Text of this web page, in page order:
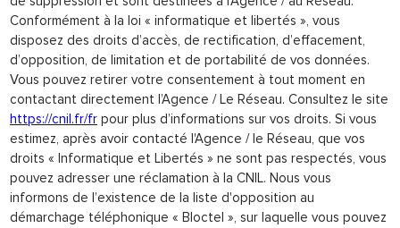
Conformément à la loi « informatique et libertés », vous
disposez des droits d’accès, de rectification, d’effacement,
d’opposition, de limitation et de portabilité de vos données.
Vous pouvez retirer votre consentement à tout moment en
contactant directement l’Agence / Le Réseau. Consultez le site
https://cnil.fr/fr pour plus d’informations sur vos droits. Si vous
estimez, après avoir contacté l'Agence / le Réseau, que vos
droits « Informatique et Libertés » ne sont pas respectés, vous
pouvez adresser une réclamation à la CNIL. Nous vous
informons de l’existence de la liste d'opposition au
démarchage téléphonique « Bloctel », sur laquelle vous pouvez